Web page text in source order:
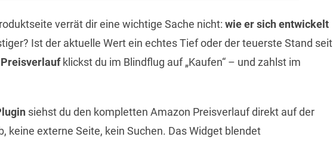
verrät dir eine wichtige Sache nicht: wie er sich entwickelt
Ist der aktuelle Wert ein echtes Tief oder der teuerste Stand seit
klickst du im Blindflug auf „Kaufen“ – und zahlst im
siehst du den kompletten Amazon Preisverlauf direkt auf der
keine externe Seite, kein Suchen. Das Widget blendet